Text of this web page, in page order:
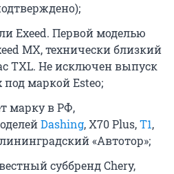
Exeed. Первой моделью
MX, технически близкий
TXL. Не исключен выпуск
маркой Esteo;
марку в РФ,
Dashing, X70 Plus,T1,
«Автотор»;
суббренд Chery,